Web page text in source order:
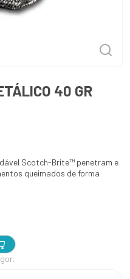
40 GR
Scotch-Brite™ penetram e
queimados de forma